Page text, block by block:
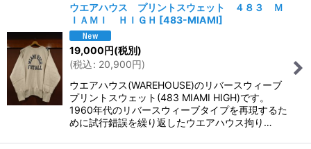
ウエアハウス プリントスウェット ４８３ Ｍ
ＩＡＭＩ ＨＩＧＨ [483-MIAMI]
19,000円(税別)
(税込: 20,900円)
ウエアハウス(WAREHOUSE)のリバースウィーブ
プリントスウェット(483 MIAMI HIGH)です。
1960年代のリバースウィーブタイプを再現するた
めに試行錯誤を繰り返したウエアハウス拘り…